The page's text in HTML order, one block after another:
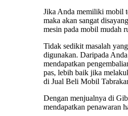
Jika Anda memiliki mobil
maka akan sangat
mesin pada mobil mudah
Tidak sedikit masalah
digunakan. Daripada
mendapatkan
pas, lebih baik jika
di Jual Beli Mobil
Dengan menjualnya di
mendapatkan penawaran